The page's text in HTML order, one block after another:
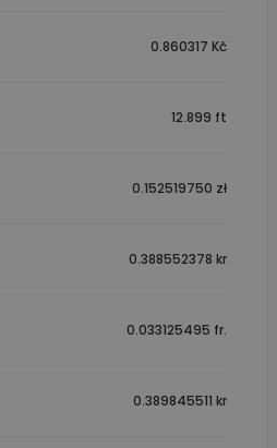
0.860317 Kč
12.899 ft
0.152519750 zł
0.388552378 kr
0.033125495 fr.
0.389845511 kr